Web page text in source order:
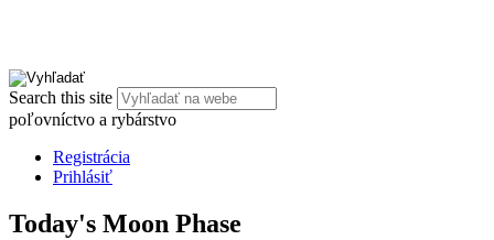
Search this site
poľovníctvo a rybárstvo
Registrácia
Prihlásiť
Today's Moon Phase